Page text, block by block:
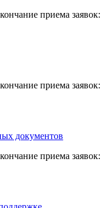
приема заявок:
приема заявок:
документов
приема заявок: